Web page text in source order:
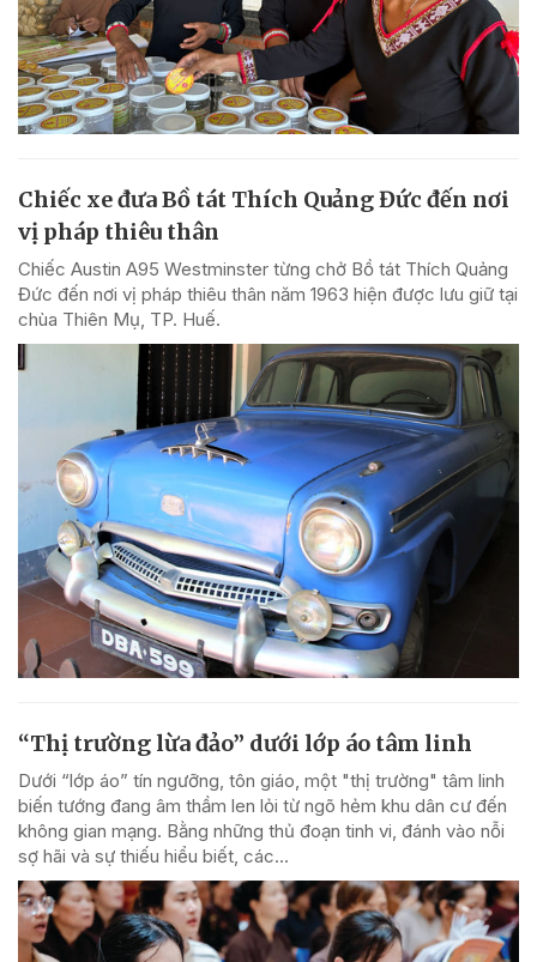
Chiếc xe đưa Bồ tát Thích Quảng Đức đến nơi
vị pháp thiêu thân
Chiếc Austin A95 Westminster từng chở Bồ tát Thích Quảng
Đức đến nơi vị pháp thiêu thân năm 1963 hiện được lưu giữ tại
chùa Thiên Mụ, TP. Huế.
“Thị trường lừa đảo” dưới lớp áo tâm linh
Dưới “lớp áo” tín ngưỡng, tôn giáo, một "thị trường" tâm linh
biến tướng đang âm thầm len lỏi từ ngõ hẻm khu dân cư đến
không gian mạng. Bằng những thủ đoạn tinh vi, đánh vào nỗi
sợ hãi và sự thiếu hiểu biết, các...